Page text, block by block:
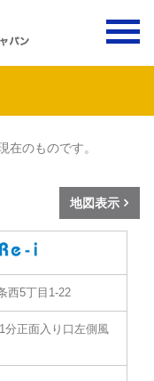
のものです。
地図表示
西5丁目1-22
分正面入り口左側風